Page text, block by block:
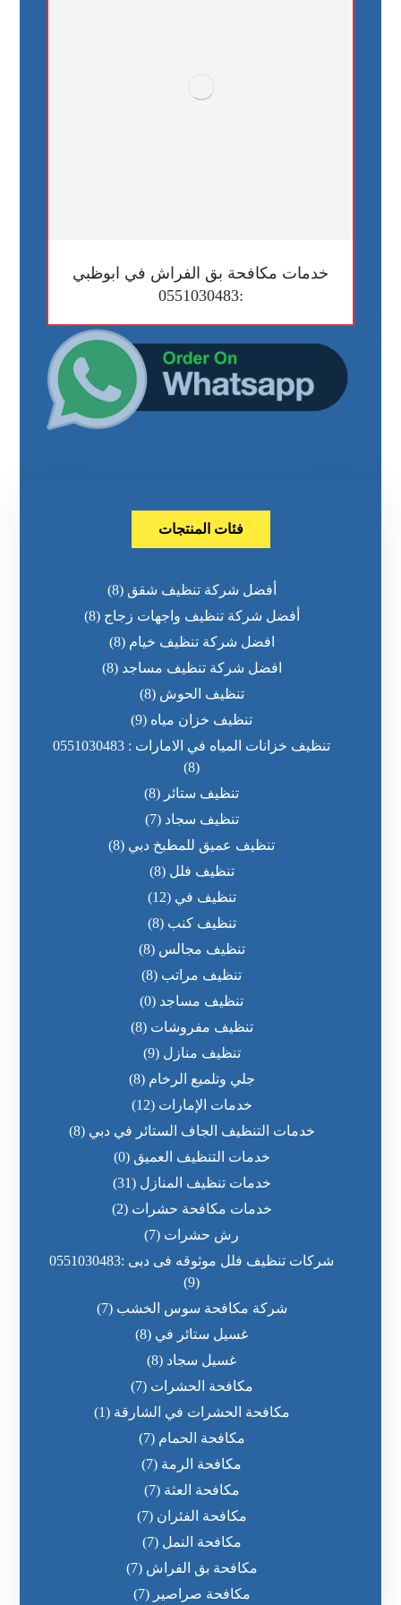
خدمات مكافحة بق الفراش في ابوظبي
:0551030483
فئات المنتجات
أفضل شركة تنظيف شقق (8)
أفضل شركة تنظيف واجهات زجاج (8)
افضل شركة تنظيف خيام (8)
افضل شركة تنظيف مساجد (8)
تنظيف الحوش (8)
تنظيف خزان مياه (9)
تنظيف خزانات المياه في الامارات : 0551030483
(8)
تنظيف ستائر (8)
تنظيف سجاد (7)
تنظيف عميق للمطبخ دبي (8)
تنظيف فلل (8)
تنظيف في (12)
تنظيف كنب (8)
تنظيف مجالس (8)
تنظيف مراتب (8)
تنظيف مساجد (0)
تنظيف مفروشات (8)
تنظيف منازل (9)
جلي وتلميع الرخام (8)
خدمات الإمارات (12)
خدمات التنظيف الجاف الستائر في دبي (8)
خدمات التنظيف العميق (0)
خدمات تنظيف المنازل (31)
خدمات مكافحة حشرات (2)
رش حشرات (7)
شركات تنظيف فلل موثوقه فى دبى :0551030483
(9)
شركة مكافحة سوس الخشب (7)
غسيل ستائر في (8)
غسيل سجاد (8)
مكافحة الحشرات (7)
مكافحة الحشرات في الشارقة (1)
مكافحة الحمام (7)
مكافحة الرمة (7)
مكافحة العثة (7)
مكافحة الفئران (7)
مكافحة النمل (7)
مكافحة بق الفراش (7)
مكافحة صراصير (7)